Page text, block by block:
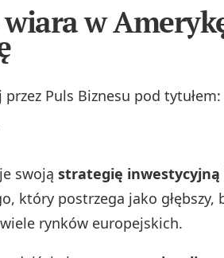
w
Puls Biznesu pod tytułem:
swoją strategię inwestycyjną
który postrzega jako głębszy,
rynków europejskich.